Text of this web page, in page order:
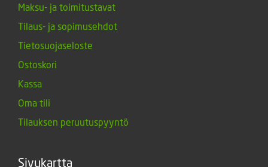
Maksu- ja toimitustavat
Tilaus- ja sopimusehdot
Tietosuojaseloste
Ostoskori
Kassa
Oma tili
Tilauksen peruutuspyyntö
Sivukartta